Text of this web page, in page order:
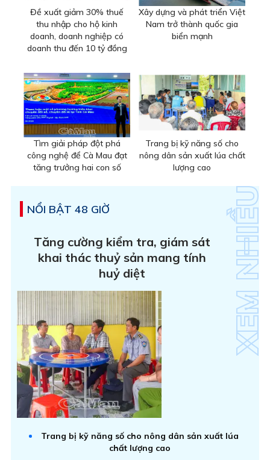
Đề xuất giảm 30% thuế
thu nhập cho hộ kinh
doanh, doanh nghiệp có
doanh thu đến 10 tỷ đồng
Xây dựng và phát triển Việt
Nam trở thành quốc gia
biển mạnh
Tìm giải pháp đột phá
công nghệ để Cà Mau đạt
tăng trưởng hai con số
Trang bị kỹ năng số cho
nông dân sản xuất lúa chất
lượng cao
NỔI BẬT 48 GIỜ
Tăng cường kiểm tra, giám sát
khai thác thuỷ sản mang tính
huỷ diệt
Trang bị kỹ năng số cho nông dân sản xuất lúa
chất lượng cao